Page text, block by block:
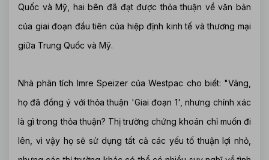
Quốc và Mỹ, hai bên đã đạt được thỏa thuận về văn bản
của giai đoạn đầu tiên của hiệp định kinh tế và thương mại
giữa Trung Quốc và Mỹ.
Nhà phân tích Imre Speizer của Westpac cho biết: "Vâng,
họ đã đồng ý với thỏa thuận 'Giai đoạn 1', nhưng chính xác
là gì trong thỏa thuận? Thị trường chứng khoán chỉ muốn đi
lên, vì vậy họ sẽ sử dụng tất cả các yếu tố thuận lợi nhỏ,